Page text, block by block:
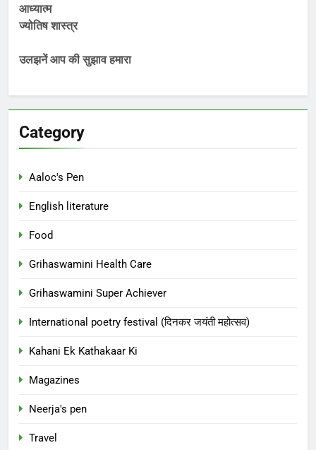
आध्यात्म
ज्योतिष शास्त्र
उलझनें आप की सुझाव हमारा
Category
Aaloc's Pen
English literature
Food
Grihaswamini Health Care
Grihaswamini Super Achiever
International poetry festival (दिनकर जयंती महोत्सव)
Kahani Ek Kathakaar Ki
Magazines
Neerja's pen
Travel